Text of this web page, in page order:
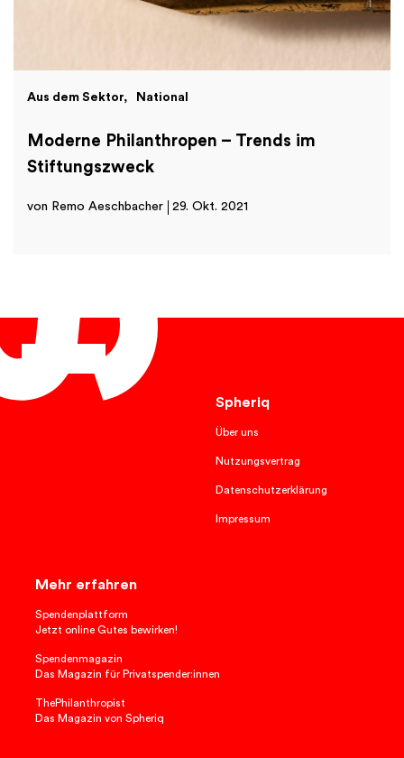
Aus dem Sektor National
Moderne Philanthropen – Trends im
Stiftungszweck
von Remo Aeschbacher 29. Okt. 2021
Spheriq
Über uns
Nutzungsvertrag
Datenschutzerklärung
Impressum
Mehr erfahren
Spendenplattform
Jetzt online Gutes bewirken!
Spendenmagazin
Das Magazin für Privatspender:innen
ThePhilanthropist
Das Magazin von Spheriq